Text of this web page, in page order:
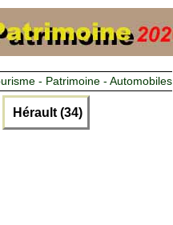
- Patrimoine - Automobiles
Hérault (34)